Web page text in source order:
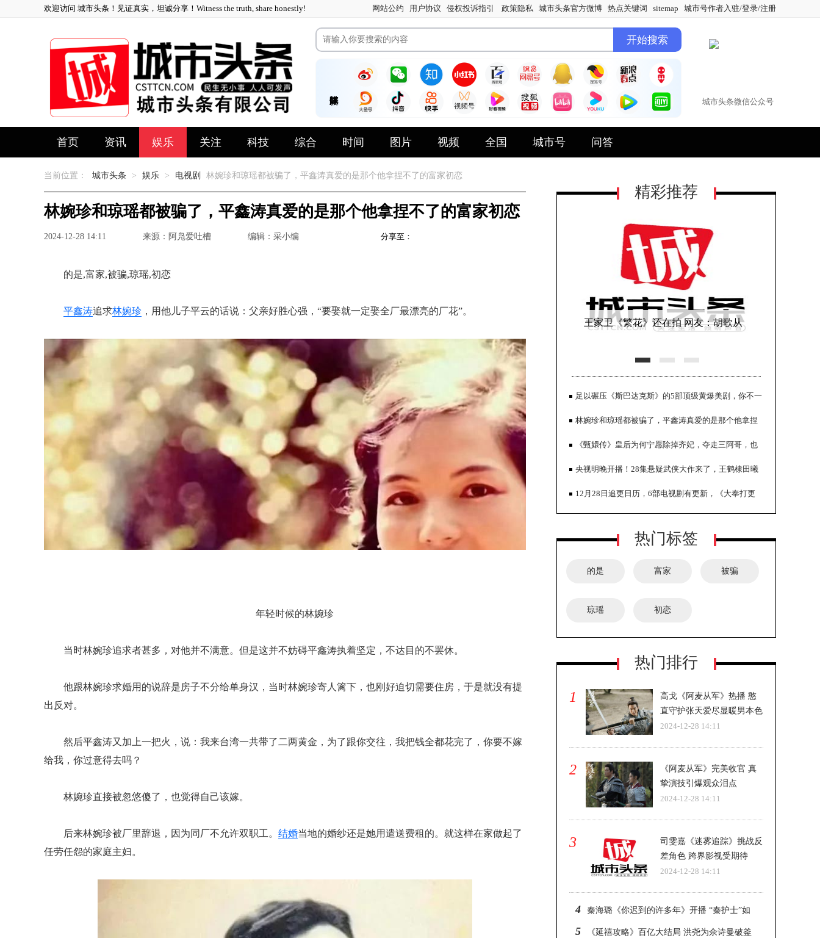
欢迎访问 城市头条！见证真实，坦诚分享！Witness the truth, share honestly! 网站公约 用户协议 侵权投诉指引 政策隐私 城市头条官方微博 热点关键词 sitemap 城市号作者入驻/登录/注册
城市头条微信公众号
首页 资讯 娱乐 关注 科技 综合 时间 图片 视频 全国 城市号 问答
当前位置： 城市头条 > 娱乐 > 电视剧 林婉珍和琼瑶都被骗了，平鑫涛真爱的是那个他拿捏不了的富家初恋
林婉珍和琼瑶都被骗了，平鑫涛真爱的是那个他拿捏不了的富家初恋
2024-12-28 14:11 来源：阿凫爱吐槽 编辑：采小编 分享至：
的是,富家,被骗,琼瑶,初恋
平鑫涛追求林婉珍 ，用他儿子平云的话说：父亲好胜心强，“要娶就一定娶全厂最漂亮的厂花”。
年轻时候的林婉珍
当时林婉珍追求者甚多，对他并不满意。但是这并不妨碍平鑫涛执着坚定，不达目的不罢休。
他跟林婉珍求婚用的说辞是房子不分给单身汉，当时林婉珍寄人篱下，也刚好迫切需要住房，于是就没有提
出反对。
然后平鑫涛又加上一把火，说：我来台湾一共带了二两黄金，为了跟你交往，我把钱全都花完了，你要不嫁
给我，你过意得去吗？
林婉珍直接被忽悠傻了，也觉得自己该嫁。
后来林婉珍被厂里辞退，因为同厂不允许双职工。 结婚当地的婚纱还是她用遣送费租的。就这样在家做起了
任劳任怨的家庭主妇。
精彩推荐
王家卫《繁花》还在拍 网友：胡歌从
院》档期未定
足以碾压《斯巴达克斯》的5部顶级黄爆美剧，你不一
定全看过？
林婉珍和琼瑶都被骗了，平鑫涛真爱的是那个他拿捏
不了的富家初恋
《甄嬛传》皇后为何宁愿除掉齐妃，夺走三阿哥，也
不抚养四阿哥？
央视明晚开播！28集悬疑武侠大作来了，王鹤棣田曦
薇主演，能火
12月28日追更日历，6部电视剧有更新，《大奉打更
人》今日开播
热门标签
的是 富家 被骗
琼瑶 初恋
热门排行
1
高戈《阿麦从军》热播 憨
直守护张天爱尽显暖男本色
2024-12-28 14:11
2
《阿麦从军》完美收官 真
挚演技引爆观众泪点
2024-12-28 14:11
3
司雯嘉《迷雾追踪》挑战反
差角色 跨界影视受期待
2024-12-28 14:11
4 秦海璐《你迟到的许多年》开播 “秦护士”如
约上线
5 《延禧攻略》百亿大结局 洪尧为佘诗曼破釜